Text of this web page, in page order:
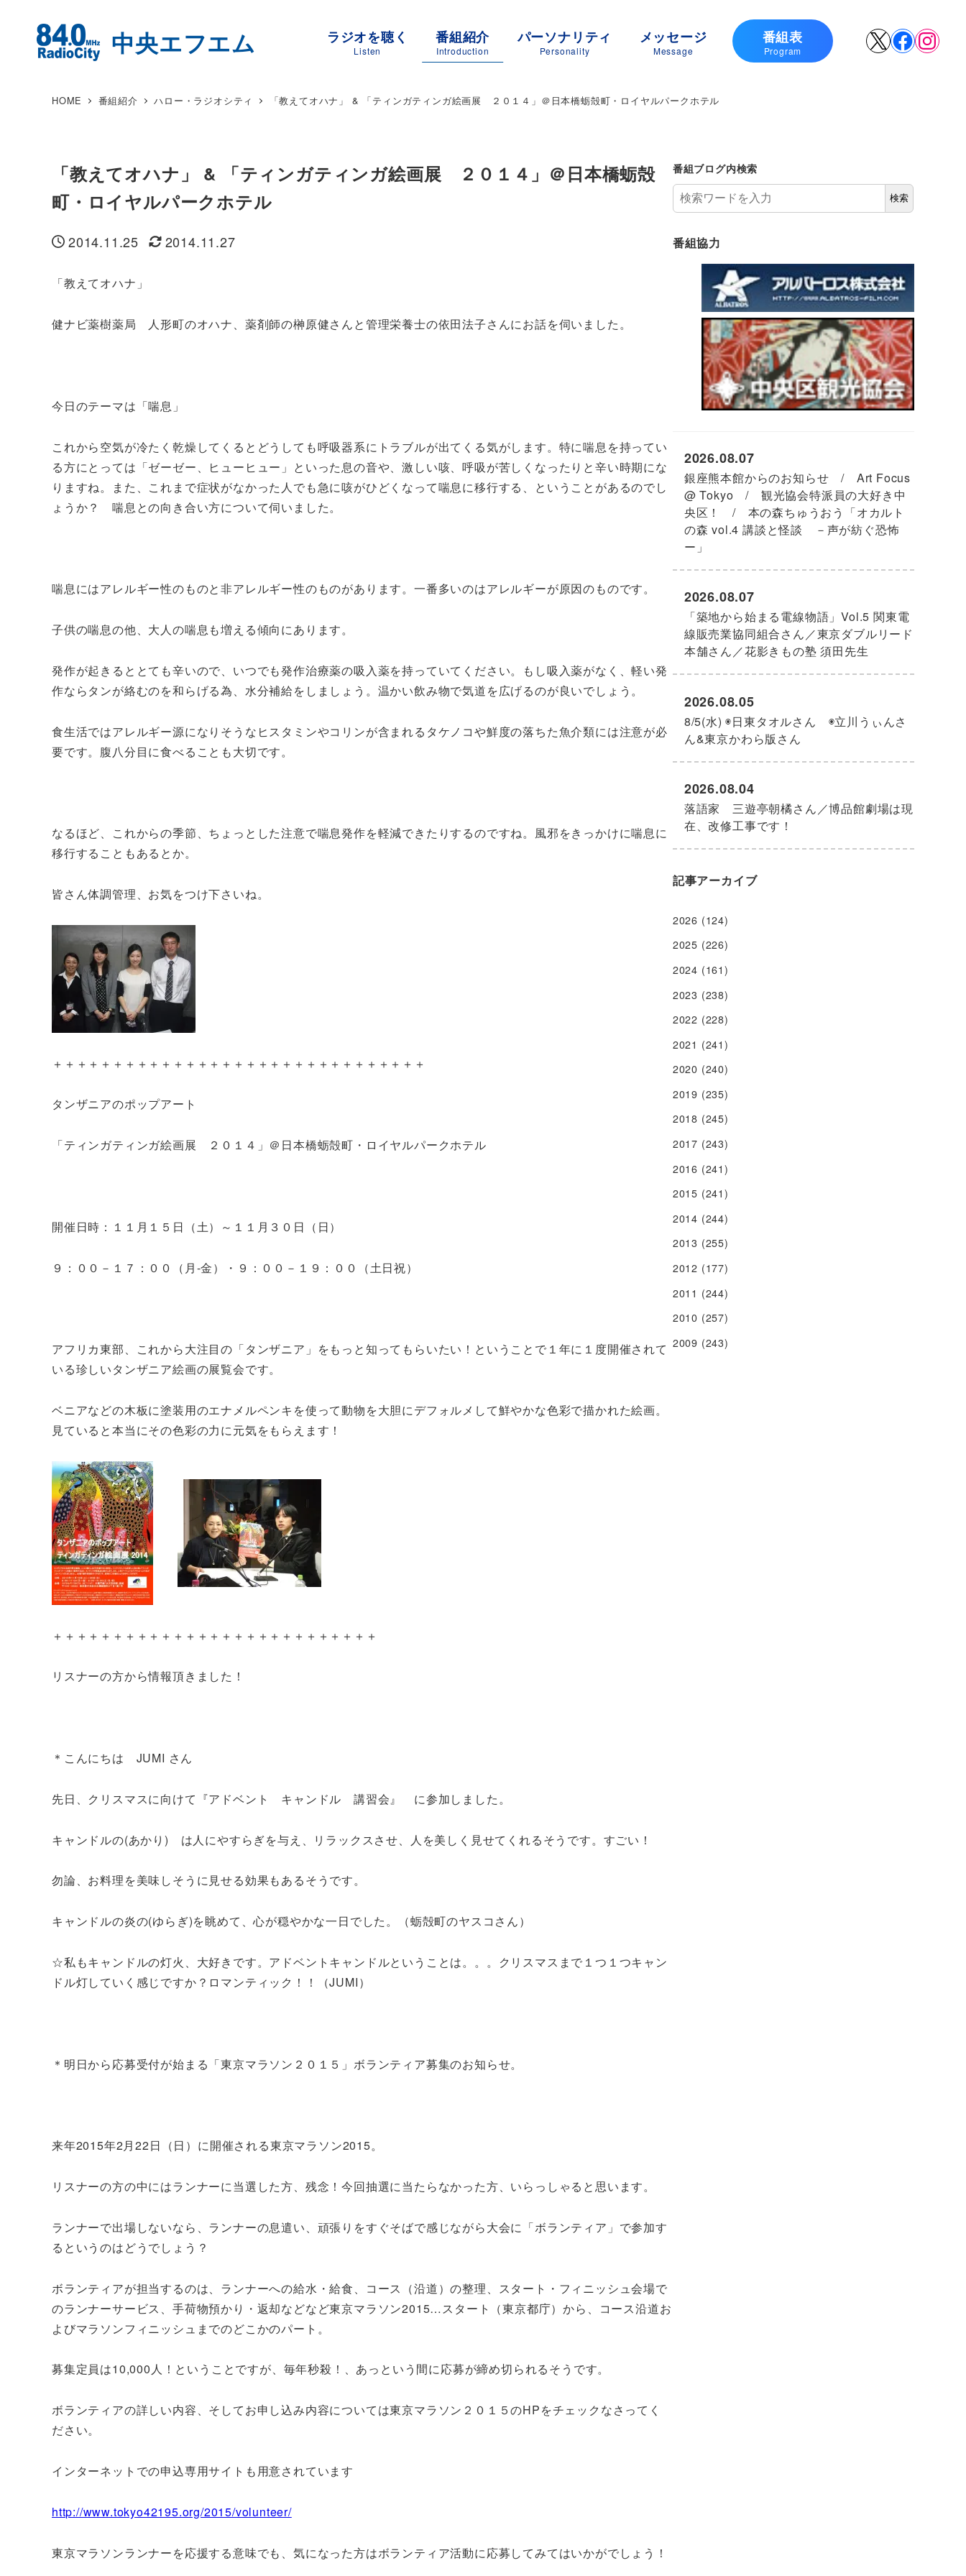
X
ラジオを聴く
Listen
番組紹介
Introduction
パーソナリティ
Personality
メッセージ
Message
番組表
Program
HOME 番組紹介 ハロー・ラジオシティ 「教えてオハナ」 & 「ティンガティンガ絵画展 ２０１４」＠日本橋蛎殻町・ロイヤルパークホテル
「教えてオハナ」 & 「ティンガティンガ絵画展 ２０１４」＠日本橋蛎殻
町・ロイヤルパークホテル
投稿日
2014.11.25
更新日
2014.11.27
「教えてオハナ」
健ナビ薬樹薬局 人形町のオハナ、薬剤師の榊原健さんと管理栄養士の依田法子さんにお話を伺いました。
今日のテーマは「喘息」
これから空気が冷たく乾燥してくるとどうしても呼吸器系にトラブルが出てくる気がします。特に喘息を持ってい
る方にとっては「ゼーゼー、ヒューヒュー」といった息の音や、激しい咳、呼吸が苦しくなったりと辛い時期にな
りますね。また、これまで症状がなかった人でも急に咳がひどくなって喘息に移行する、ということがあるのでし
ょうか？ 喘息との向き合い方について伺いました。
喘息にはアレルギー性のものと非アレルギー性のものがあります。一番多いのはアレルギーが原因のものです。
子供の喘息の他、大人の喘息も増える傾向にあります。
発作が起きるととても辛いので、いつでも発作治療薬の吸入薬を持っていてください。もし吸入薬がなく、軽い発
作ならタンが絡むのを和らげる為、水分補給をしましょう。温かい飲み物で気道を広げるのが良いでしょう。
食生活ではアレルギー源になりそうなヒスタミンやコリンが含まれるタケノコや鮮度の落ちた魚介類には注意が必
要です。腹八分目に食べることも大切です。
なるほど、これからの季節、ちょっとした注意で喘息発作を軽減できたりするのですね。風邪をきっかけに喘息に
移行することもあるとか。
皆さん体調管理、お気をつけ下さいね。
＋＋＋＋＋＋＋＋＋＋＋＋＋＋＋＋＋＋＋＋＋＋＋＋＋＋＋＋＋＋＋
タンザニアのポップアート
「ティンガティンガ絵画展 ２０１４」＠日本橋蛎殻町・ロイヤルパークホテル
開催日時：１１月１５日（土）～１１月３０日（日）
９：００－１７：００（月-金）・９：００－１９：００（土日祝）
アフリカ東部、これから大注目の「タンザニア」をもっと知ってもらいたい！ということで１年に１度開催されて
いる珍しいタンザニア絵画の展覧会です。
ベニアなどの木板に塗装用のエナメルペンキを使って動物を大胆にデフォルメして鮮やかな色彩で描かれた絵画。
見ていると本当にその色彩の力に元気をもらえます！
＋＋＋＋＋＋＋＋＋＋＋＋＋＋＋＋＋＋＋＋＋＋＋＋＋＋＋
リスナーの方から情報頂きました！
＊こんにちは JUMI さん
先日、クリスマスに向けて『アドベント キャンドル 講習会』 に参加しました。
キャンドルの(あかり) は人にやすらぎを与え、リラックスさせ、人を美しく見せてくれるそうです。すごい！
勿論、お料理を美味しそうに見せる効果もあるそうです。
キャンドルの炎の(ゆらぎ)を眺めて、心が穏やかな一日でした。（蛎殻町のヤスコさん）
☆私もキャンドルの灯火、大好きです。アドベントキャンドルということは。。。クリスマスまで１つ１つキャン
ドル灯していく感じですか？ロマンティック！！（JUMI）
＊明日から応募受付が始まる「東京マラソン２０１５」ボランティア募集のお知らせ。
来年2015年2月22日（日）に開催される東京マラソン2015。
リスナーの方の中にはランナーに当選した方、残念！今回抽選に当たらなかった方、いらっしゃると思います。
ランナーで出場しないなら、ランナーの息遣い、頑張りをすぐそばで感じながら大会に「ボランティア」で参加す
るというのはどうでしょう？
ボランティアが担当するのは、ランナーへの給水・給食、コース（沿道）の整理、スタート・フィニッシュ会場で
のランナーサービス、手荷物預かり・返却などなど東京マラソン2015…スタート（東京都庁）から、コース沿道お
よびマラソンフィニッシュまでのどこかのパート。
募集定員は10,000人！ということですが、毎年秒殺！、あっという間に応募が締め切られるそうです。
ボランティアの詳しい内容、そしてお申し込み内容については東京マラソン２０１５のHPをチェックなさってく
ださい。
インターネットでの申込専用サイトも用意されています
http://www.tokyo42195.org/2015/volunteer/
東京マラソンランナーを応援する意味でも、気になった方はボランティア活動に応募してみてはいかがでしょう！
番組ブログ内検索
検索
番組協力
銀座熊本館からのお知らせ / Art Focus
@ Tokyo / 観光協会特派員の大好き中
央区！ / 本の森ちゅうおう「オカルト
の森 vol.4 講談と怪談 －声が紡ぐ恐怖
ー」
2026.08.07
「築地から始まる電線物語」Vol.5 関東電
線販売業協同組合さん／東京ダブルリード
本舗さん／花影きもの塾 須田先生
2026.08.07
8/5(水) ◉日東タオルさん ◉立川うぃんさ
ん&東京かわら版さん
2026.08.05
落語家 三遊亭朝橘さん／博品館劇場は現
在、改修工事です！
2026.08.04
記事アーカイブ
2026 (124)
2025 (226)
2024 (161)
2023 (238)
2022 (228)
2021 (241)
2020 (240)
2019 (235)
2018 (245)
2017 (243)
2016 (241)
2015 (241)
2014 (244)
2013 (255)
2012 (177)
2011 (244)
2010 (257)
2009 (243)